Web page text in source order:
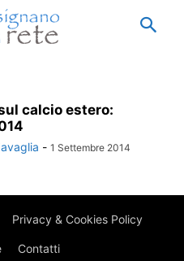
calcio estero:
- 1 Settembre 2014
Privacy & Cookies Policy
Contatti